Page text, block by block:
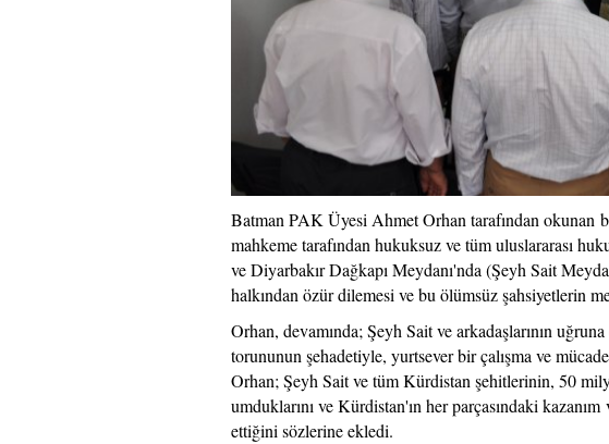
Batman PAK Üyesi Ahmet Orhan tarafından okunan
mahkeme tarafından hukuksuz ve tüm uluslararası
ve Diyarbakır Dağkapı Meydanı'nda (Şeyh Sait
halkından özür dilemesi ve bu ölümsüz şahsiyetlerin
Orhan, devamında; Şeyh Sait ve arkadaşlarının
torununun şehadetiyle, yurtsever bir çalışma ve
Orhan; Şeyh Sait ve tüm Kürdistan şehitlerinin, 50
umduklarını ve Kürdistan'ın her parçasındaki
ettiğini sözlerine ekledi.